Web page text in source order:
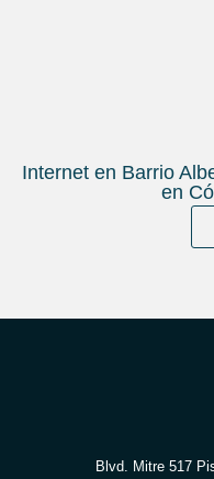
Internet en Barrio
en
Blvd. Mitre 517